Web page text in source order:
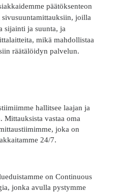
päätöksenteon
joilla
sijainti ja suunta, ja
mikä mahdollistaa
räätälöidyn palvelun.
on Continuous
jonka avulla pystymme
hallitsee laajan ja
vastaa oma
joka on
24/7.